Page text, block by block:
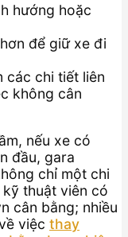
hướng hoặc
để giữ xe đi
các chi tiết liên
không cân
nếu xe có
đầu, gara
chỉ một chi
thuật viên có
cân bằng; nhiều
việc thay